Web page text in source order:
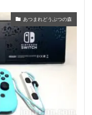
あつまれどうぶつの森